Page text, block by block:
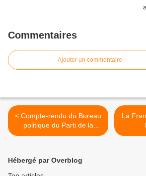
Commentaires
Ajouter un commentaire
< Compte-rendu du Bureau
politique du Parti de la
France du 13/04/19
La
Hébergé par Overblog